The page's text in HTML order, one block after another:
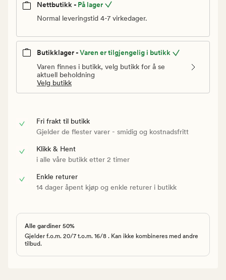
Nettbutikk - På lager
Normal leveringstid 4-7 virkedager.
Butikklager -Varen er tilgjengelig i butikk
Varen finnes i butikk, velg butikk for å se
aktuell beholdning
Velg butikk
Fri frakt til butikk
Gjelder de flester varer - smidig og kostnadsfritt
Klikk & Hent
i alle våre butikk etter 2 timer
Enkle returer
14 dager åpent kjøp og enkle returer i butikk
Alle gardiner 50%
Gjelder f.o.m. 20/7 t.o.m. 16/8 . Kan ikke kombineres med andre
tilbud.